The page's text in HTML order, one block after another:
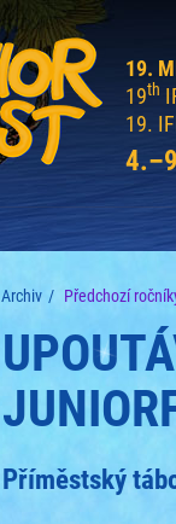
19.
19th
19.
Archiv Předchozí
Příměstský